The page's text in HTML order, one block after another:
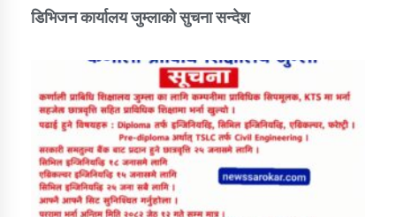
डिभिजन कार्यालय जुम्लाको सुचना सन्देश